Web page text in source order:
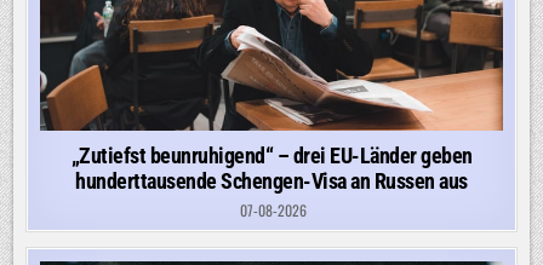
„Zutiefst beunruhigend“ – drei EU-Länder geben
hunderttausende Schengen-Visa an Russen aus
07-08-2026